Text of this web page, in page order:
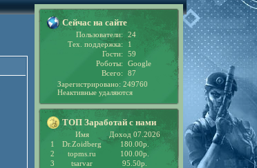
Сейчас на сайте
Пользователи:
24
Тех. поддержка:
1
Гости:
59
Роботы:
Google
Всего:
87
Зарегистрировано: 249760
Неактивные удаляются
ТОП Заработай с нами
Имя
Доход 07.2026
1
Dr.Zoidberg
180.00р.
2
topms.ru
100.00р.
3
tsarvar
95.50р.